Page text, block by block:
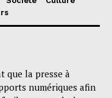
que la presse à
numériques afin